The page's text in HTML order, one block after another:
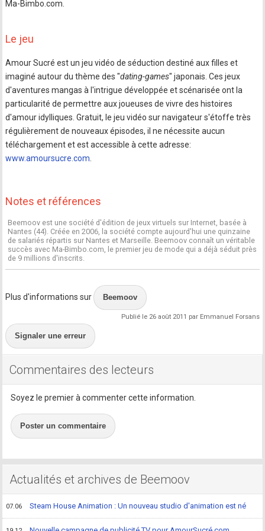
Ma-Bimbo.com.
Le jeu
Amour Sucré est un jeu vidéo de séduction destiné aux filles et
imaginé autour du thème des "dating-games" japonais. Ces jeux
d'aventures mangas à l'intrigue développée et scénarisée ont la
particularité de permettre aux joueuses de vivre des histoires
d'amour idylliques. Gratuit, le jeu vidéo sur navigateur s'étoffe très
régulièrement de nouveaux épisodes, il ne nécessite aucun
téléchargement et est accessible à cette adresse:
www.amoursucre.com
Notes et références
Beemoov est une société d'édition de jeux virtuels sur Internet, basée à
Nantes (44). Créée en 2006, la société compte aujourd'hui une quinzaine
de salariés répartis sur Nantes et Marseille. Beemoov connaît un véritable
succès avec Ma-Bimbo.com, le premier jeu de mode qui a déjà séduit près
de 9 millions d'inscrits.
Plus d'informations sur Beemoov
Publié le 26 août 2011 par Emmanuel Forsans
Signaler une erreur
Commentaires des lecteurs
Soyez le premier à commenter cette information.
Poster un commentaire
Actualités et archives de Beemoov
07.06 Steam House Animation : Un nouveau studio d'animation est né